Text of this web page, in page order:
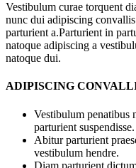
Vestibulum curae torquent
nunc dui adipiscing
parturient a.Parturient in
natoque adipiscing a
natoque dui.
ADIPISCING
Vestibulum penatibus
parturient suspendisse.
Abitur parturient
vestibulum hendre.
Diam parturient